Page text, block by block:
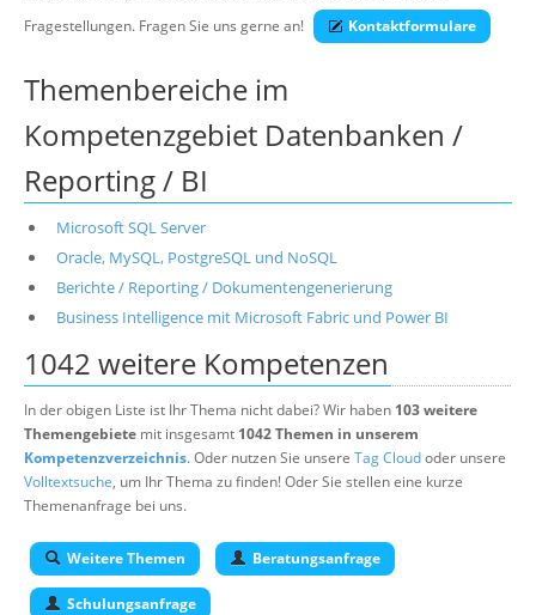
Fragestellungen. Fragen Sie uns gerne an!
Kontaktformulare
Themenbereiche im
Kompetenzgebiet Datenbanken /
Reporting / BI
Microsoft SQL Server
Oracle, MySQL, PostgreSQL und NoSQL
Berichte / Reporting / Dokumentengenerierung
Business Intelligence mit Microsoft Fabric und Power BI
1042 weitere Kompetenzen
In der obigen Liste ist Ihr Thema nicht dabei? Wir haben 103 weitere
Themengebiete mit insgesamt 1042 Themen in unserem
Kompetenzverzeichnis. Oder nutzen Sie unsere Tag Cloudoder unsere
Volltextsuche, um Ihr Thema zu finden! Oder Sie stellen eine kurze
Themenanfrage bei uns.
Weitere Themen Beratungsanfrage
Schulungsanfrage